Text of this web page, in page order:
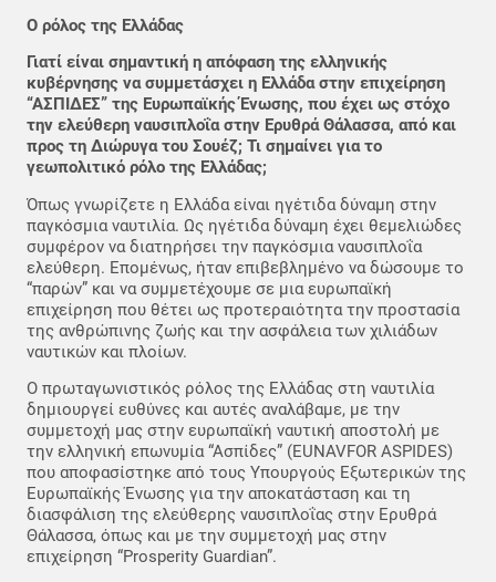
Ο ρόλος της Ελλάδας
Γιατί είναι σημαντική η απόφαση της ελληνικής
κυβέρνησης να συμμετάσχει η Ελλάδα στην επιχείρηση
“ΑΣΠΙΔΕΣ” της Ευρωπαϊκής Ένωσης, που έχει ως στόχο
την ελεύθερη ναυσιπλοΐα στην Ερυθρά Θάλασσα, από και
προς τη Διώρυγα του Σουέζ; Τι σημαίνει για το
γεωπολιτικό ρόλο της Ελλάδας;
Όπως γνωρίζετε η Ελλάδα είναι ηγέτιδα δύναμη στην
παγκόσμια ναυτιλία. Ως ηγέτιδα δύναμη έχει θεμελιώδες
συμφέρον να διατηρήσει την παγκόσμια ναυσιπλοΐα
ελεύθερη. Επομένως, ήταν επιβεβλημένο να δώσουμε το
“παρών” και να συμμετέχουμε σε μια ευρωπαϊκή
επιχείρηση που θέτει ως προτεραιότητα την προστασία
της ανθρώπινης ζωής και την ασφάλεια των χιλιάδων
ναυτικών και πλοίων.
Ο πρωταγωνιστικός ρόλος της Ελλάδας στη ναυτιλία
δημιουργεί ευθύνες και αυτές αναλάβαμε, με την
συμμετοχή μας στην ευρωπαϊκή ναυτική αποστολή με
την ελληνική επωνυμία “Ασπίδες” (EUNAVFOR ASPIDES)
που αποφασίστηκε από τους Υπουργούς Εξωτερικών της
Ευρωπαϊκής Ένωσης για την αποκατάσταση και τη
διασφάλιση της ελεύθερης ναυσιπλοΐας στην Ερυθρά
Θάλασσα, όπως και με την συμμετοχή μας στην
επιχείρηση “Prosperity Guardian”.